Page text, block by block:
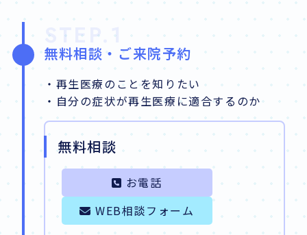
STEP.1
無料相談・ご来院予約
・再生医療のことを知りたい
・自分の症状が再生医療に適合するのか
無料相談
お電話
WEB相談フォーム